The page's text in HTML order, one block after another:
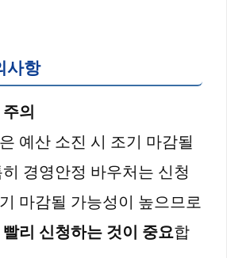
사항
의
예산 소진 시 조기 마감될
경영안정 바우처는 신청
마감될 가능성이 높으므로
리 신청하는 것이 중요합